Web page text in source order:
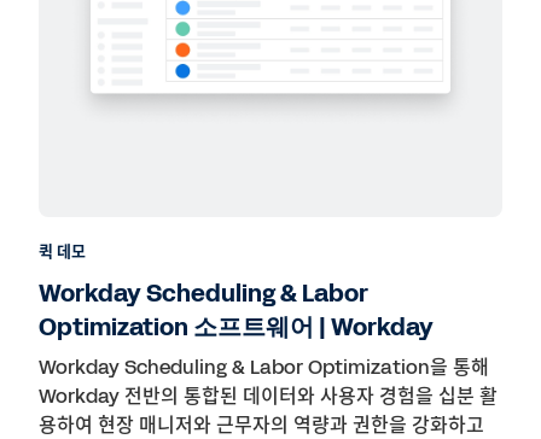
퀵 데모
Workday Scheduling & Labor
Optimization 소프트웨어 | Workday
Workday Scheduling & Labor Optimization을 통해
Workday 전반의 통합된 데이터와 사용자 경험을 십분 활
용하여 현장 매니저와 근무자의 역량과 권한을 강화하고